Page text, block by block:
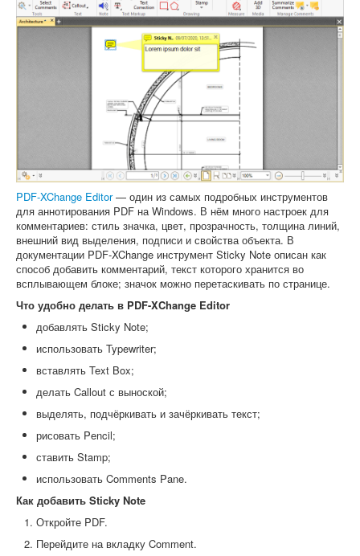
PDF-XChange Editor— один из самых подробных инструментов
для аннотирования PDF на Windows. В нём много настроек для
комментариев: стиль значка, цвет, прозрачность, толщина линий,
внешний вид выделения, подписи и свойства объекта. В
документации PDF-XChange инструмент Sticky Note описан как
способ добавить комментарий, текст которого хранится во
всплывающем блоке; значок можно перетаскивать по странице.
Что удобно делать в PDF-XChange Editor
добавлять Sticky Note;
использовать Typewriter;
вставлять Text Box;
делать Callout с выноской;
выделять, подчёркивать и зачёркивать текст;
рисовать Pencil;
ставить Stamp;
использовать Comments Pane.
Как добавить Sticky Note
Откройте PDF.
Перейдите на вкладку Comment.